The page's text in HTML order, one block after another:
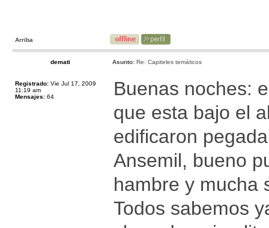
Arriba
demati Asunto: Re: Capiteles temáticos
Registrado: Vie Jul 17, 2009
11:19 am
Mensajes: 64
Buenas noches:
que esta bajo el
edificaron
Ansemil, bueno
hambre y mucha
Todos sabemos